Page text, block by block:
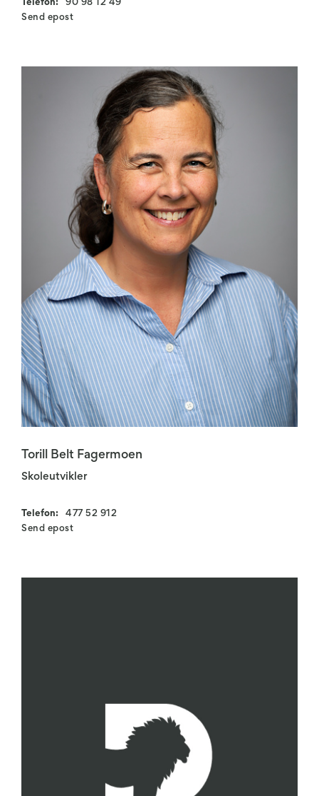
Telefon:
90 98 12 49
Send epost
Torill Belt Fagermoen
Skoleutvikler
Telefon:
477 52 912
Send epost